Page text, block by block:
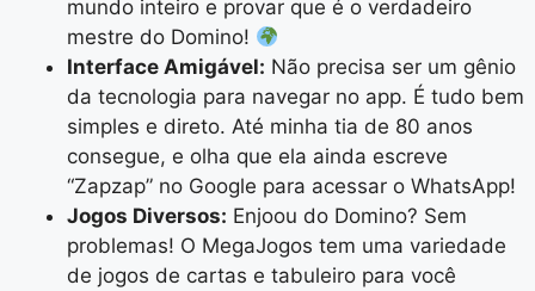
mundo inteiro e provar que é o verdadeiro
mestre do Domino!
Interface Amigável: Não precisa ser um gênio
da tecnologia para navegar no app. É tudo bem
simples e direto. Até minha tia de 80 anos
consegue, e olha que ela ainda escreve
“Zapzap” no Google para acessar o WhatsApp!
Jogos Diversos: Enjoou do Domino? Sem
problemas! O MegaJogos tem uma variedade
de jogos de cartas e tabuleiro para você